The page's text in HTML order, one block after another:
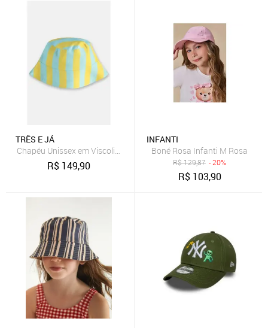
TRÊS E JÁ
Chapéu Unissex em Viscolinho Três e Já Azul
R$ 149,90
INFANTI
Boné Rosa Infanti M Rosa
R$129,87 - 20%
R$ 103,90